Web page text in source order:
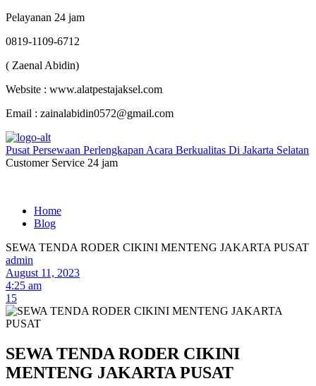
Pelayanan 24 jam
0819-1109-6712
( Zaenal Abidin)
Website : www.alatpestajaksel.com
Email : zainalabidin0572@gmail.com
Pusat Persewaan Perlengkapan Acara Berkualitas Di Jakarta Selatan
Customer Service 24 jam
Home
Blog
SEWA TENDA RODER CIKINI MENTENG JAKARTA PUSAT
admin
August 11, 2023
4:25 am
15
SEWA TENDA RODER CIKINI
MENTENG JAKARTA PUSAT